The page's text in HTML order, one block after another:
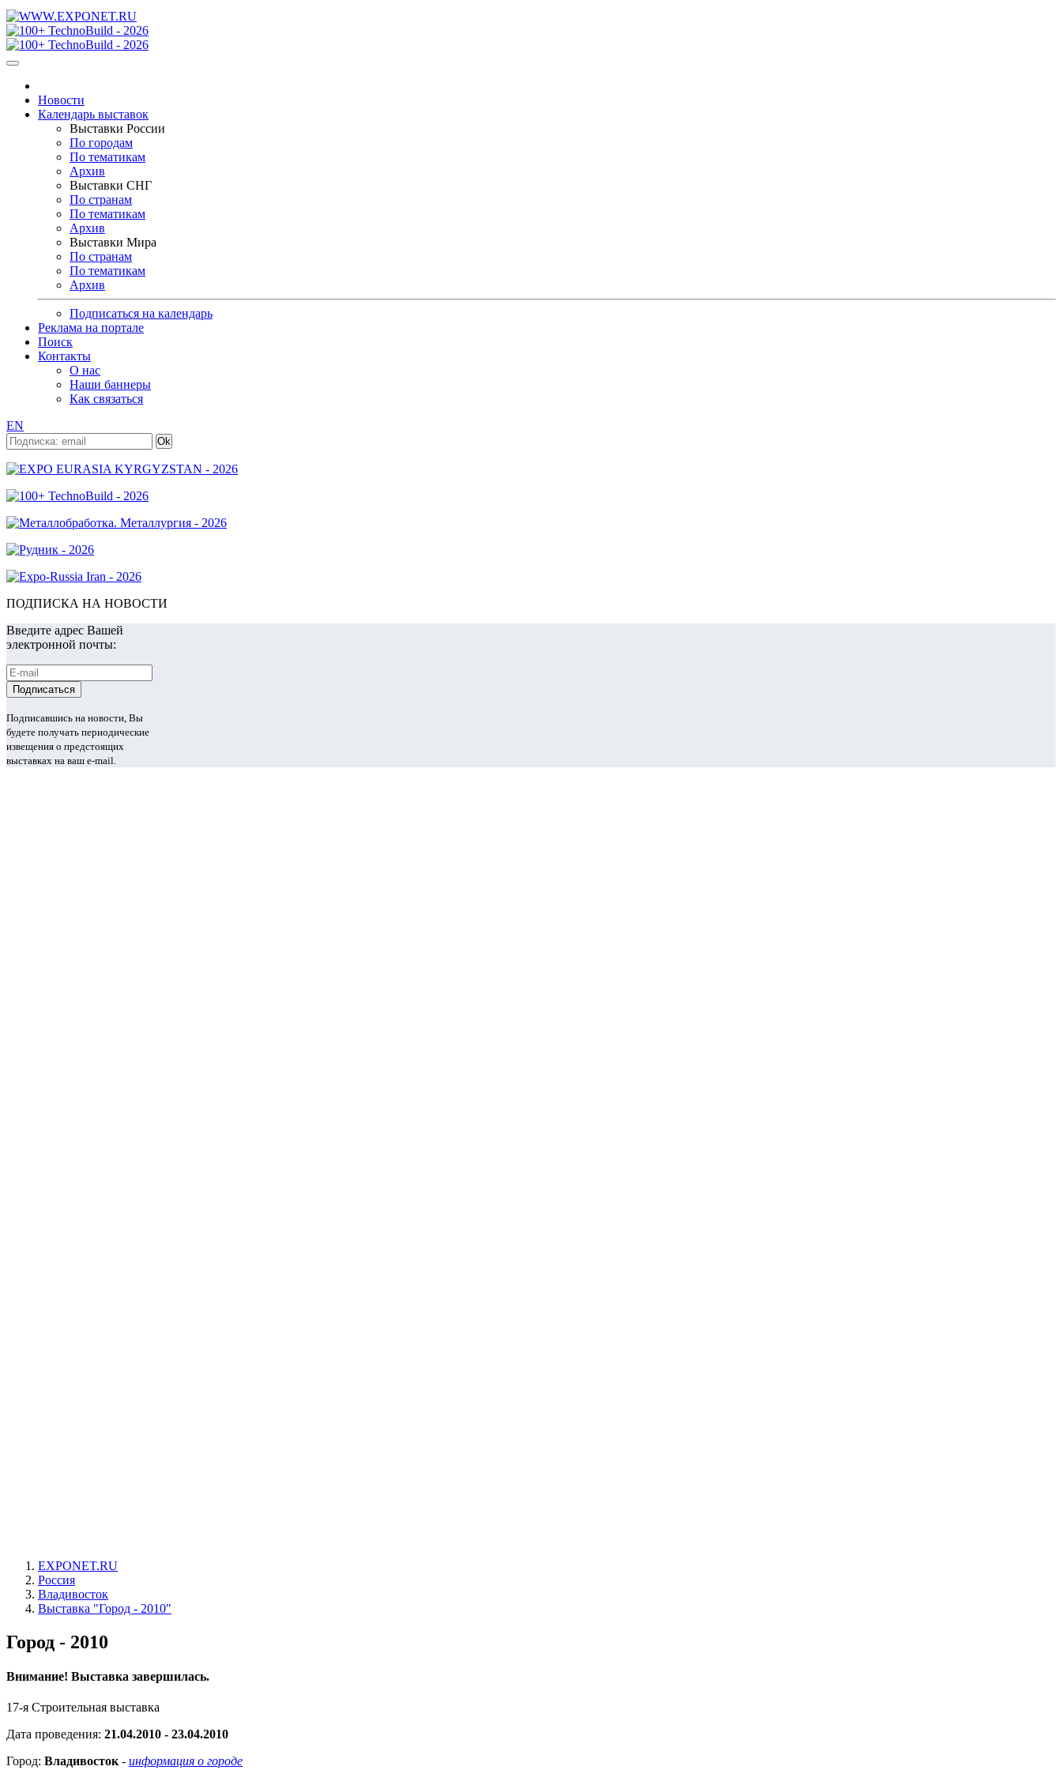
Новости
Календарь выставок
Выставки России
По городам
По тематикам
Архив
Выставки СНГ
По странам
По тематикам
Архив
Выставки Мира
По странам
По тематикам
Архив
Подписаться на календарь
Реклама на портале
Поиск
Контакты
О нас
Наши баннеры
Как связаться
EN
ПОДПИСКА НА НОВОСТИ
Введите адрес Вашей
электронной почты:
Подписавшись на новости, Вы
будете получать периодические
извещения о предстоящих
выставках на ваш e-mail.
EXPONET.RU
Россия
Владивосток
Выставка "Город - 2010"
Город - 2010
Внимание! Выставка завершилась.
17-я Строительная выставка
Дата проведения: 21.04.2010 - 23.04.2010
Город: Владивосток - информация о городе